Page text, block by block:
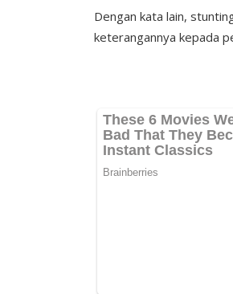
Dengan kata lain,
keterangannya kepada